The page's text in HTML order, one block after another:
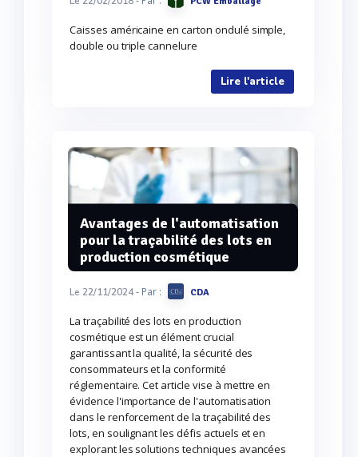
Caisses américaine en carton ondulé simple,
double ou triple cannelure
Lire l'article
Avantages de l'automatisation
pour la traçabilité des lots en
production cosmétique
Le 22/11/2024- Par : CDA
La traçabilité des lots en production
cosmétique est un élément crucial
garantissant la qualité, la sécurité des
consommateurs et la conformité
réglementaire. Cet article vise à mettre en
évidence l'importance de l'automatisation
dans le renforcement de la traçabilité des
lots, en soulignant les défis actuels et en
explorant les solutions techniques avancées